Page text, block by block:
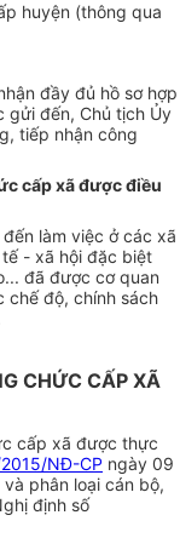
huyện (thông qua
đầy đủ hồ sơ hợp
gửi đến, Chủ tịch Ủy
tiếp nhận công
cấp xã được điều
làm việc ở các xã
- xã hội đặc biệt
đã được cơ quan
chế độ, chính sách
CHỨC CẤP XÃ
cấp xã được thực
NĐ-CP ngày 09
phân loại cán bộ,
định số